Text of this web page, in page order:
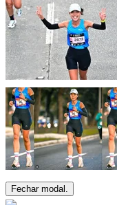
Fechar modal.